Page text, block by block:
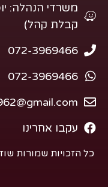
קבלת קהל)
072-3969466
072-3969466
עקבו אחרינו
כל הזכויות שמורות